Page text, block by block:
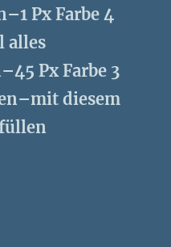
Px Farbe 4
alles
Px Farbe 3
diesem